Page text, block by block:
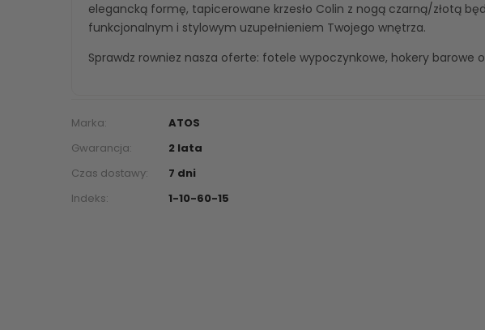
elegancką formę, tapicerowane krzesło Colin z nogą czarną/złotą
funkcjonalnym i stylowym uzupełnieniem Twojego wnętrza.
Sprawdz rowniez nasza oferte: fotele wypoczynkowe, hokery barowe
Marka:
ATOS
Gwarancja:
2 lata
Czas dostawy:
7 dni
Indeks:
1-10-60-15